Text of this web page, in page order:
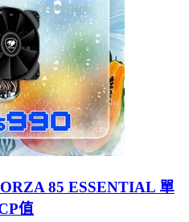
85 ESSENTIAL 單
值